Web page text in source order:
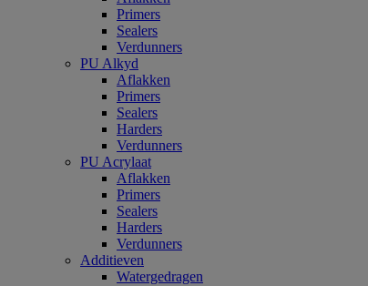
Primers
Sealers
Verdunners
PU Alkyd
Aflakken
Primers
Sealers
Harders
Verdunners
PU Acrylaat
Aflakken
Primers
Sealers
Harders
Verdunners
Additieven
Watergedragen